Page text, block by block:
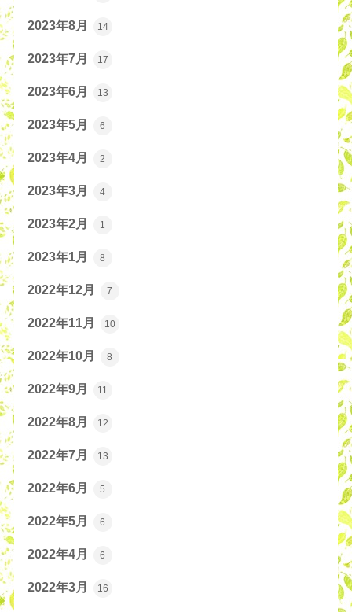
2023年8月 14
2023年7月 17
2023年6月 13
2023年5月 6
2023年4月 2
2023年3月 4
2023年2月 1
2023年1月 8
2022年12月 7
2022年11月 10
2022年10月 8
2022年9月 11
2022年8月 12
2022年7月 13
2022年6月 5
2022年5月 6
2022年4月 6
2022年3月 16